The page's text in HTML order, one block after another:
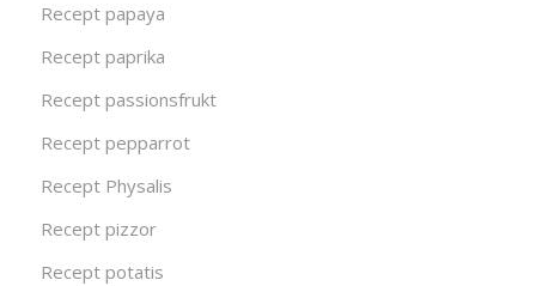
Recept papaya
Recept paprika
Recept passionsfrukt
Recept pepparrot
Recept Physalis
Recept pizzor
Recept potatis